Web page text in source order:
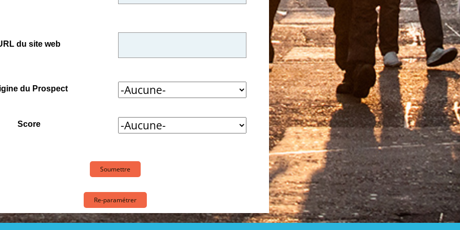
du site web
du Prospect
Score